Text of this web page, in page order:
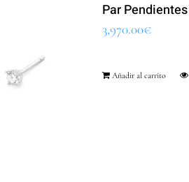
Par Pendientes
3,970.00€
Añadir al carrito